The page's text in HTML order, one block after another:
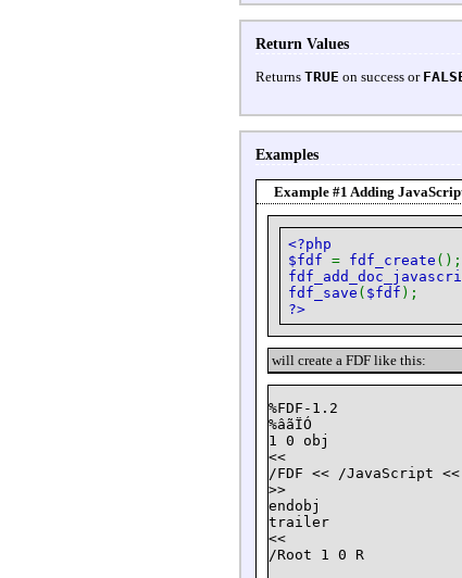
Return Values
Returns TRUE on success or
Examples
Example #1 Adding
<?php
$fdf = fdf_create ();
fdf_save ( $fdf );
?>
will create a FDF like this:
%FDF-1.2
%âãÏÓ
1 0 obj
<<
/FDF << /JavaScript
>>
endobj
trailer
<<
/Root 1 0 R